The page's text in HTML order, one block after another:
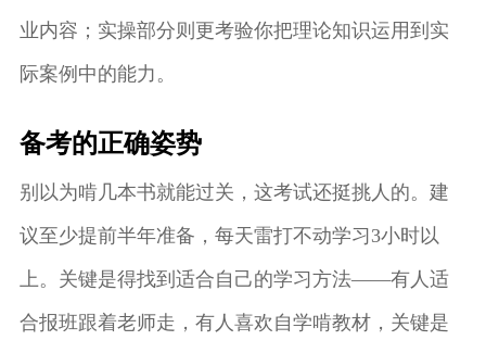
业内容；实操部分则更考验你把理论知识运用到实
际案例中的能力。
备考的正确姿势
别以为啃几本书就能过关，这考试还挺挑人的。建
议至少提前半年准备，每天雷打不动学习3小时以
上。关键是得找到适合自己的学习方法——有人适
合报班跟着老师走，有人喜欢自学啃教材，关键是